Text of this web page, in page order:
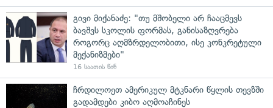
გივი მიქანაძე: "თუ მშობელი არ ჩააცმევს
ბავშვს სკოლის ფორმას, განისაზღვრება
როგორც აღმზრდელობითი, ისე კონკრეტული
მექანიზმები"
16 საათის წინ
ჩრდილოეთ ამერიკულ მტკნარი წყლის თევზში
გადამდები კიბო აღმოაჩინეს